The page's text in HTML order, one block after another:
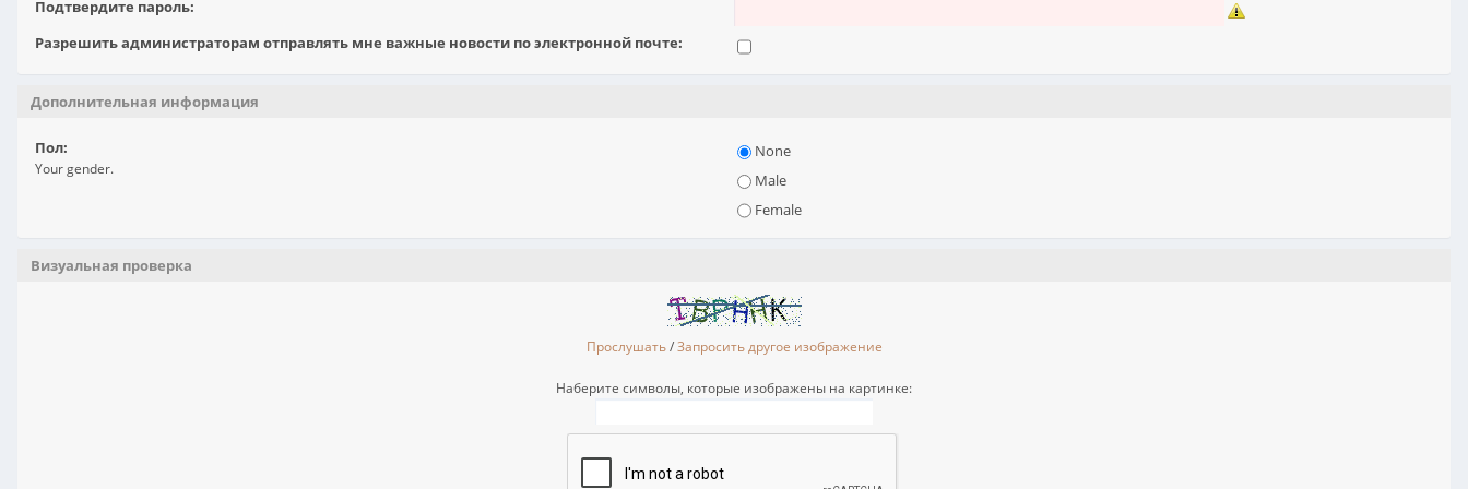
Подтвердите пароль:
Разрешить администраторам отправлять мне важные новости по электронной почте:
Дополнительная информация
Пол:
Your gender.
None
Male
Female
Визуальная проверка
Прослушать/Запросить другое изображение
Наберите символы, которые изображены на картинке: